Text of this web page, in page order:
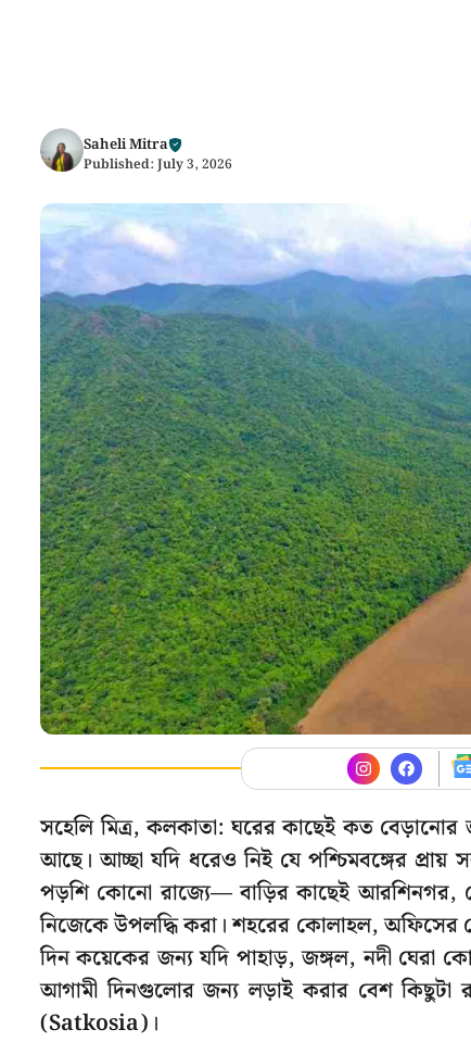
Saheli Mitra
Published: July 3, 2026
সহেলি মিত্র, কলকাতা: ঘরের কাছেই কত
আছে। আচ্ছা যদি ধরেও নিই যে পশ্চিমবঙ্গের
পড়শি কোনো রাজ্যে— বাড়ির কাছেই আরশিনগর,
নিজেকে উপলদ্ধি করা। শহরের কোলাহল,
দিন কয়েকের জন্য যদি পাহাড়, জঙ্গল, নদী ঘেরা
আগামী দিনগুলোর জন্য লড়াই করার বেশ কিছুটা
(Satkosia)।